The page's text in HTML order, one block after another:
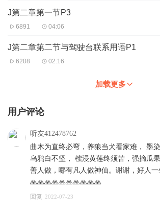
J第二章第一节P3
6891 04:06
J第二章第二节与驾驶台联系用语P1
6208 02:16
加载更多
用户评论
听友412478762
曲木为直终必弯，养狼当犬看家难， 墨
乌鸦白不坚， 櫁浸黄莲终须苦，强摘瓜
善人做，哪有凡人做神仙。谢谢，好人
🙏🙏🙏🙏🙏🙏🙏🙏🙏🙏
回复 2022-07-23